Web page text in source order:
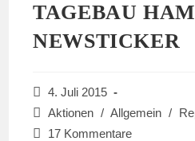
TAGEBAU
NEWSTICKER
Beitrag
veröffentlicht:
4. Juli 2015
Beitrags-
Kategorie:
Aktionen / Allgemein /
Beitrags-
17 Kommentare